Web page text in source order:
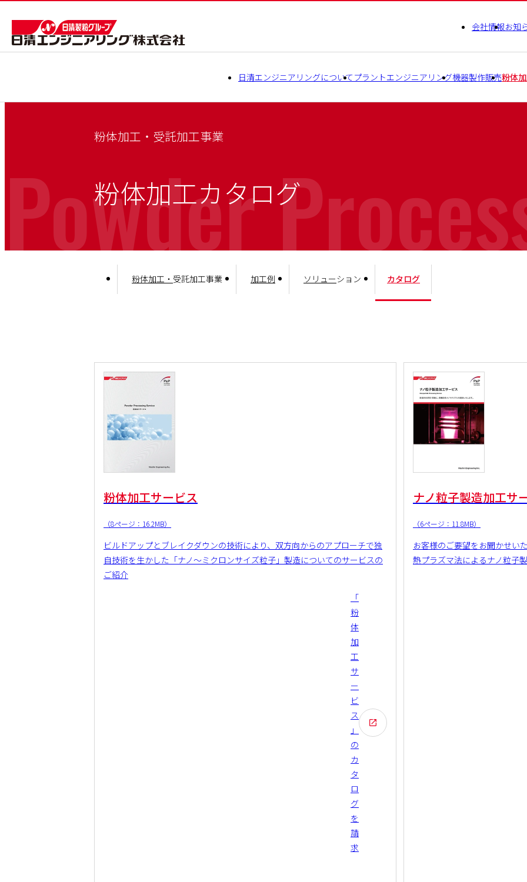
日清エンジニアリングについて プラントエンジニアリング機器製作販売粉体
会社情報お知
粉体加工カタログ
粉体加工・受託加工事業
Powder
粉体加工・ 受託加工事業 加工例 ソリュー ション カタログ
粉体加工サービス
（8ページ：16.2MB）
ビルドアップとブレイクダウンの技術により、双方向からのアプローチで独
自技術を生かした「ナノ～ミクロンサイズ粒子」製造についてのサービスの
ご紹介
「
粉
体
加
工
サ
ー
ビ
ス
」
の
カ
タ
ロ
グ
を
請
求
ナノ粒子製造加工サ
（6ページ：11.8MB）
お客様のご要望をお聞かせい
熱プラズマ法によるナノ粒子